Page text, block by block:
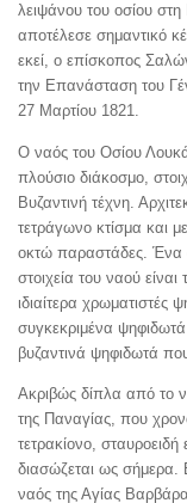
λειψάνου του οσίου
αποτέλεσε σημαντικό
εκεί, ο επίσκοπος
την Επανάσταση του
27 Μαρτίου 1821.
Ο ναός του Οσίου
πλούσιο διάκοσμο,
Βυζαντινή τέχνη.
τετράγωνο κτίσμα και
οκτώ παραστάδες. Ένα
στοιχεία του ναού
ιδιαίτερα χρωματιστές
συγκεκριμένα
βυζαντινά ψηφιδωτά
Ακριβώς δίπλα από το
της Παναγίας, που
τετρακίονο,
διασώζεται ως σήμερα.
ναός της Αγίας